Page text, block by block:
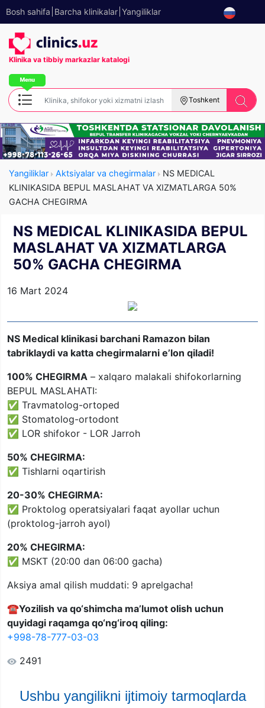
Bosh sahifa Barcha klinikalar Yangiliklar
Klinika va tibbiy markazlar katalogi
Toshkent
Yangiliklar Aktsiyalar va chegirmalar
NS MEDICAL
KLINIKASIDA BEPUL MASLAHAT VA XIZMATLARGA 50%
GACHA CHEGIRMA
NS MEDICAL KLINIKASIDA BEPUL
MASLAHAT VA XIZMATLARGA
50% GACHA CHEGIRMA
16 Mart 2024
NS Medical klinikasi barchani Ramazon bilan
tabriklaydi va katta chegirmalarni e’lon qiladi!
100% CHEGIRMA – xalqaro malakali shifokorlarning
BEPUL MASLAHATI:
✅ Travmatolog-ortoped
✅ Stomatolog-ortodont
✅ LOR shifokor - LOR Jarroh
50% CHEGIRMA:
✅ Tishlarni oqartirish
20-30% CHEGIRMA:
✅ Proktolog operatsiyalari faqat ayollar uchun
(proktolog-jarroh ayol)
20% CHEGIRMA:
✅ MSKT (20:00 dan 06:00 gacha)
Aksiya amal qilish muddati: 9 aprelgacha!
☎️Yozilish va qo‘shimcha ma’lumot olish uchun
quyidagi raqamga qo‘ng‘iroq qiling:
+998-78-777-03-03
2491
Ushbu yangilikni ijtimoiy tarmoqlarda